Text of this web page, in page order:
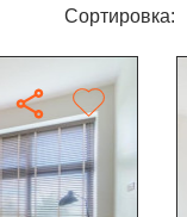
Сортировка: